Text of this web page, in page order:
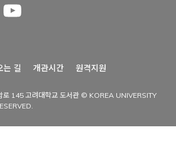
는 길 개관시간 원격지원
로 145 고려대학교 도서관 © KOREA UNIVERSITY
new window
Opens a new window